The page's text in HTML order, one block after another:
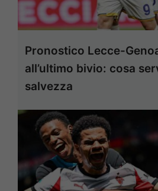
Pronostico Lecce-
all’ultimo bivio: cosa
salvezza